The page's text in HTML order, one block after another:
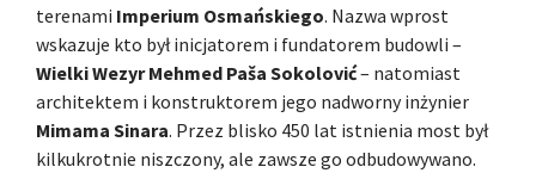
terenami Imperium Osmańskiego. Nazwa wprost
wskazuje kto był inicjatorem i fundatorem budowli –
Wielki Wezyr Mehmed Paša Sokolović– natomiast
architektem i konstruktorem jego nadworny inżynier
Mimama Sinara. Przez blisko 450 lat istnienia most był
kilkukrotnie niszczony, ale zawsze go odbudowywano.